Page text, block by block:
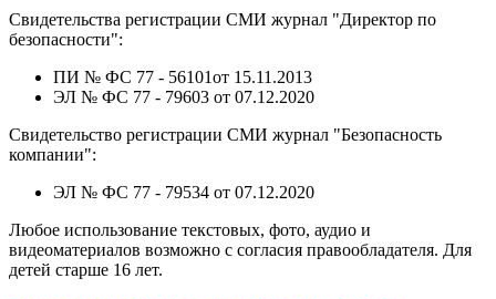
Свидетельства регистрации СМИ журнал "Директор по
безопасности":
ПИ № ФС 77 - 56101от 15.11.2013
ЭЛ № ФС 77 - 79603 от 07.12.2020
Свидетельство регистрации СМИ журнал "Безопасность
компании":
ЭЛ № ФС 77 - 79534 от 07.12.2020
Любое использование текстовых, фото, аудио и
видеоматериалов возможно с согласия правообладателя. Для
детей старше 16 лет.